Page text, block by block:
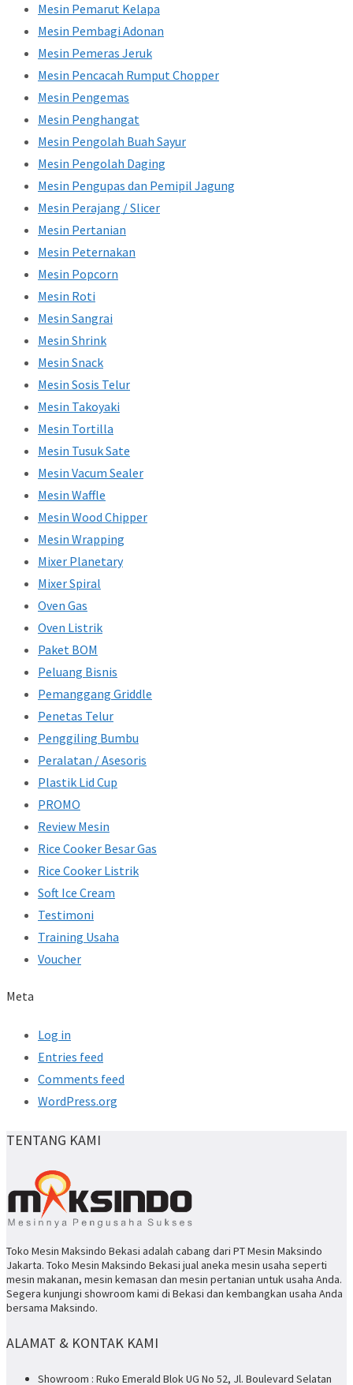
Mesin Pemarut Kelapa
Mesin Pembagi Adonan
Mesin Pemeras Jeruk
Mesin Pencacah Rumput Chopper
Mesin Pengemas
Mesin Penghangat
Mesin Pengolah Buah Sayur
Mesin Pengolah Daging
Mesin Pengupas dan Pemipil Jagung
Mesin Perajang / Slicer
Mesin Pertanian
Mesin Peternakan
Mesin Popcorn
Mesin Roti
Mesin Sangrai
Mesin Shrink
Mesin Snack
Mesin Sosis Telur
Mesin Takoyaki
Mesin Tortilla
Mesin Tusuk Sate
Mesin Vacum Sealer
Mesin Waffle
Mesin Wood Chipper
Mesin Wrapping
Mixer Planetary
Mixer Spiral
Oven Gas
Oven Listrik
Paket BOM
Peluang Bisnis
Pemanggang Griddle
Penetas Telur
Penggiling Bumbu
Peralatan / Asesoris
Plastik Lid Cup
PROMO
Review Mesin
Rice Cooker Besar Gas
Rice Cooker Listrik
Soft Ice Cream
Testimoni
Training Usaha
Voucher
Meta
Log in
Entries feed
Comments feed
WordPress.org
TENTANG KAMI
Toko Mesin Maksindo Bekasi adalah cabang dari PT Mesin Maksindo
Jakarta. Toko Mesin Maksindo Bekasi jual aneka mesin usaha seperti
mesin makanan, mesin kemasan dan mesin pertanian untuk usaha Anda.
Segera kunjungi showroom kami di Bekasi dan kembangkan usaha Anda
bersama Maksindo.
ALAMAT & KONTAK KAMI
Showroom : Ruko Emerald Blok UG No 52, Jl. Boulevard Selatan